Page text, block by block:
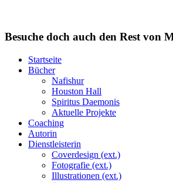
Besuche doch auch den Rest von
Startseite
Bücher
Nafishur
Houston Hall
Spiritus Daemonis
Aktuelle Projekte
Coaching
Autorin
Dienstleisterin
Coverdesign (ext.)
Fotografie (ext.)
Illustrationen (ext.)